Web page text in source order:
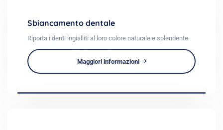
Sbiancamento dentale
Riporta i denti ingialliti al loro colore naturale e splendente
Maggiori informazioni